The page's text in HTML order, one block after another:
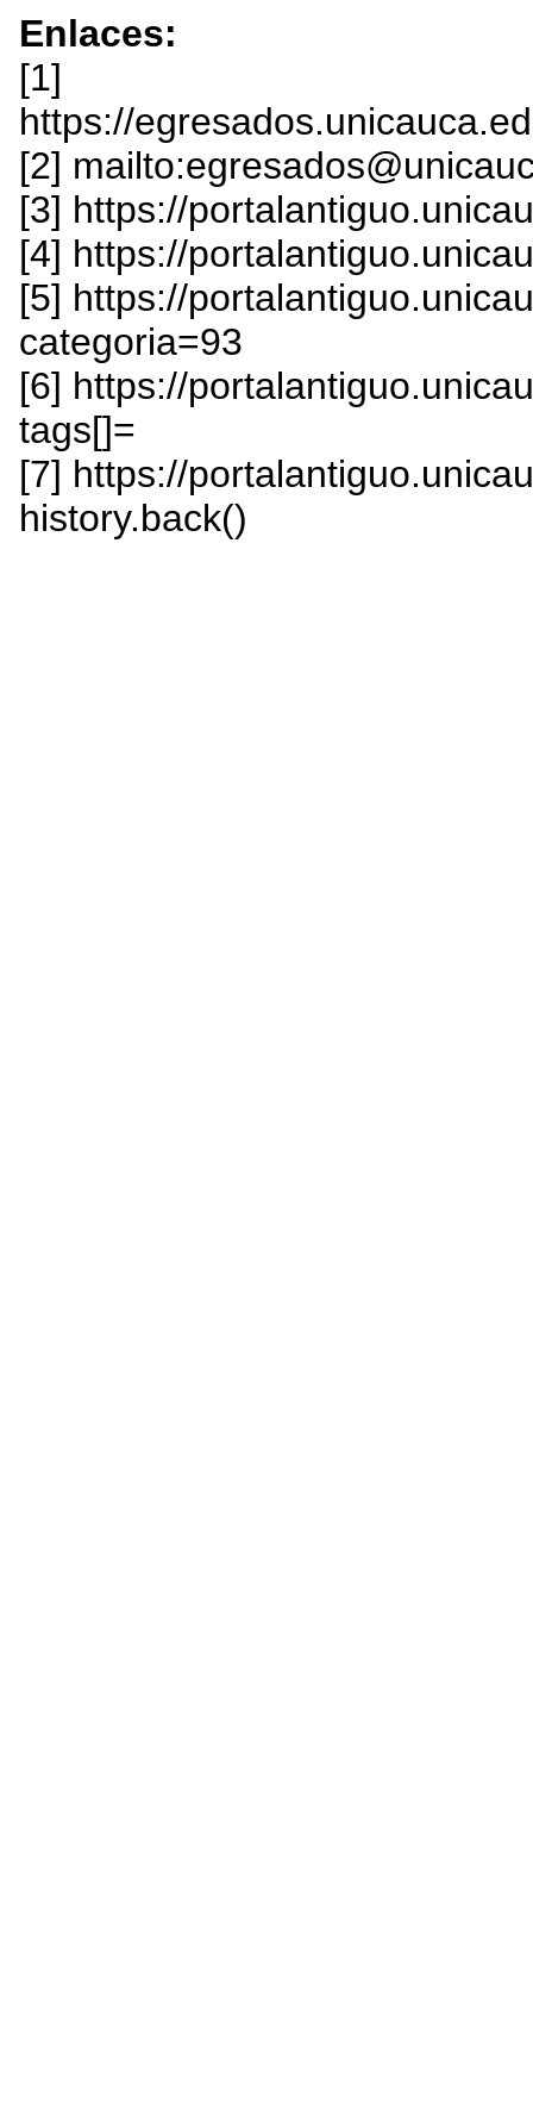
Enlaces:
[1]
https://
[2]
[3] https://
[4] https://
[5] https://
categoria=93
[6] https://
tags[]=
[7] https://
history.back()